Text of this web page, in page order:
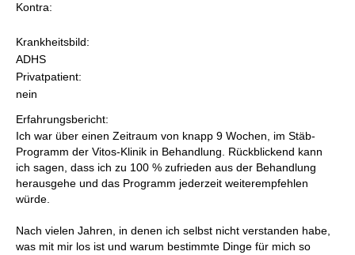
Kontra:
Krankheitsbild:
ADHS
Privatpatient:
nein
Erfahrungsbericht:
Ich war über einen Zeitraum von knapp 9 Wochen, im Stäb-
Programm der Vitos-Klinik in Behandlung. Rückblickend kann
ich sagen, dass ich zu 100 % zufrieden aus der Behandlung
herausgehe und das Programm jederzeit weiterempfehlen
würde.
Nach vielen Jahren, in denen ich selbst nicht verstanden habe,
was mit mir los ist und warum bestimmte Dinge für mich so